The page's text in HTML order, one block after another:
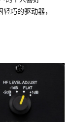
巧的驱动器，